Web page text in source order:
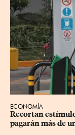
ECONOMÍA
Recortan
pagarán más de